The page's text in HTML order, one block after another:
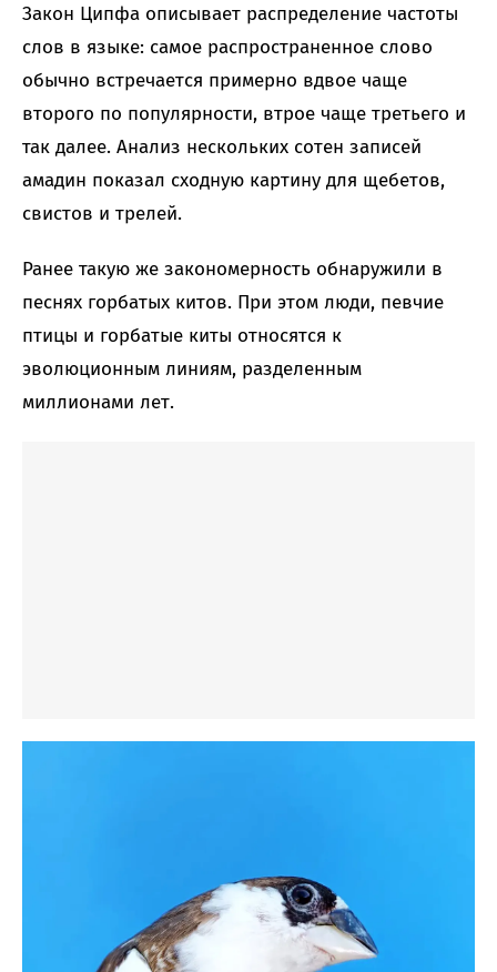
Закон Ципфа описывает распределение частоты
слов в языке: самое распространенное слово
обычно встречается примерно вдвое чаще
второго по популярности, втрое чаще третьего и
так далее. Анализ нескольких сотен записей
амадин показал сходную картину для щебетов,
свистов и трелей.
Ранее такую же закономерность обнаружили в
песнях горбатых китов. При этом люди, певчие
птицы и горбатые киты относятся к
эволюционным линиям, разделенным
миллионами лет.